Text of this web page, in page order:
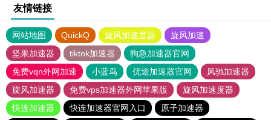
友情链接
网站地图 QuickQ 旋风加速度器
旋风加速
坚果加速器
tiktok加速器
狗急加速器官网
免费vqn外网加速
小蓝鸟 优途加速器官网
风驰加速器
旋风加速器
免费vps加速器外网苹果版
旋风加速度器
快连加速器
快连加速器官网入口 原子加速器